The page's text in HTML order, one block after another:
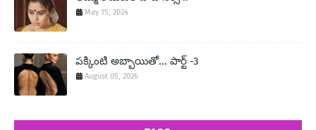
May 15, 2024
పక్కింటి అబ్బాయితో... పార్ట్ -3
August 05, 2026